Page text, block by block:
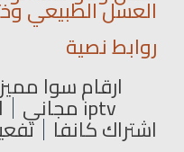
العسل الطبيعي
روابط نصية
ارقام سوا
iptv مجاني
اشتراك كانفا